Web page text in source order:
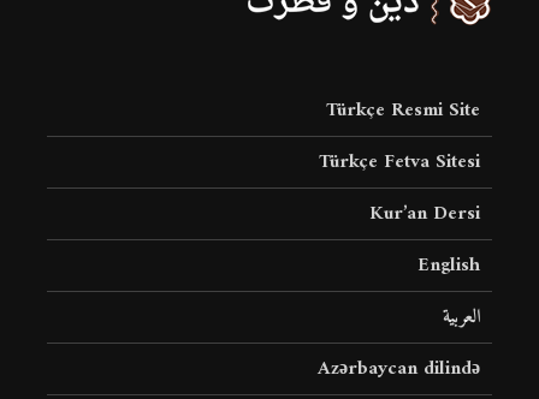
Türkçe Resmi Site
Türkçe Fetva Sitesi
Kur’an Dersi
English
العربية
Azərbaycan dilində